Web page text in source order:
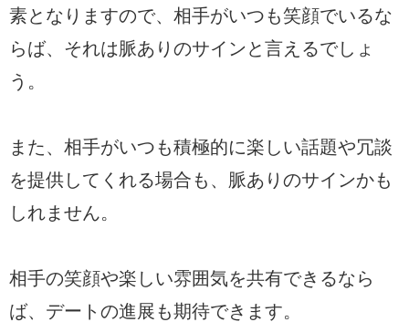
素となりますので、相手がいつも笑顔でいるな
らば、それは脈ありのサインと言えるでしょ
う。
また、相手がいつも積極的に楽しい話題や冗談
を提供してくれる場合も、脈ありのサインかも
しれません。
相手の笑顔や楽しい雰囲気を共有できるなら
ば、デートの進展も期待できます。